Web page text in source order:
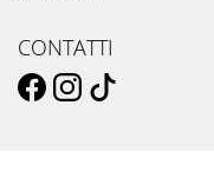
CONTATTI